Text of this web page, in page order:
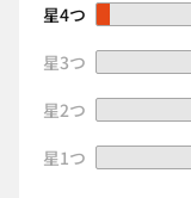
星4つ
星3つ
星2つ
星1つ